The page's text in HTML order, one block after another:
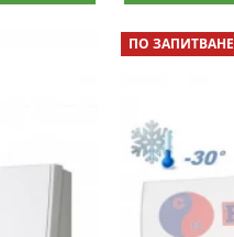
ПО ЗАПИТВАНЕ